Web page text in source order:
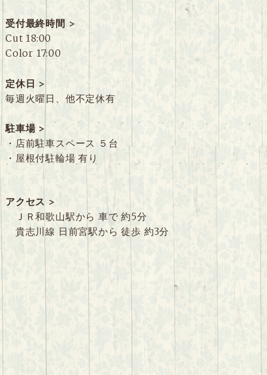
受付最終時間 >
Cut 18:00
Color 17:00
定休日 >
毎週火曜日、他不定休有
駐車場 >
・店前駐車スペース ５台
・屋根付駐輪場 有り
アクセス >
ＪＲ和歌山駅から 車で 約5分
貴志川線 日前宮駅から 徒歩 約3分